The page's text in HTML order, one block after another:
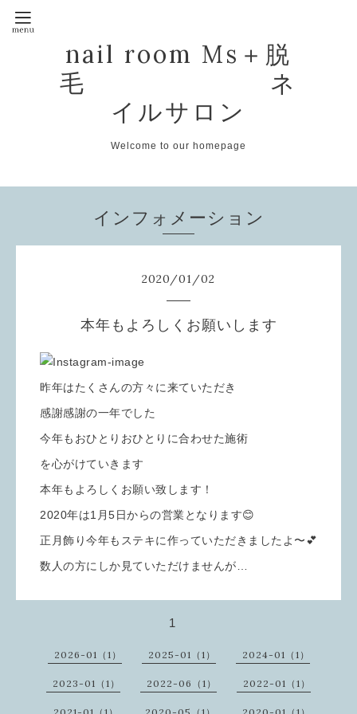
nail room Ms＋脱
毛 ネ
イルサロン
Welcome to our homepage
インフォメーション
2020/01/02
本年もよろしくお願いします
昨年はたくさんの方々に来ていただき
感謝感謝の一年でした
今年もおひとりおひとりに合わせた施術
を心がけていきます
本年もよろしくお願い致します！
2020年は1月5日からの営業となります😊
正月飾り今年もステキに作っていただきましたよ〜💕
数人の方にしか見ていただけませんが…
1
2026-01（1） 2025-01（1） 2024-01（1）
2023-01（1） 2022-06（1） 2022-01（1）